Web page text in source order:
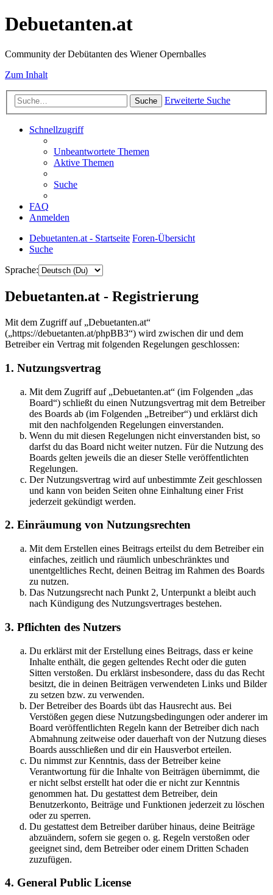
Debuetanten.at
Community der Debütanten des Wiener Opernballes
Zum Inhalt
Suche Erweiterte Suche
Schnellzugriff
Unbeantwortete Themen
Aktive Themen
Suche
FAQ
Anmelden
Debuetanten.at - Startseite Foren-Übersicht
Suche
Sprache:
Debuetanten.at - Registrierung
Mit dem Zugriff auf „Debuetanten.at“
(„https://debuetanten.at/phpBB3“) wird zwischen dir und dem
Betreiber ein Vertrag mit folgenden Regelungen geschlossen:
1. Nutzungsvertrag
Mit dem Zugriff auf „Debuetanten.at“ (im Folgenden „das
Board“) schließt du einen Nutzungsvertrag mit dem Betreiber
des Boards ab (im Folgenden „Betreiber“) und erklärst dich
mit den nachfolgenden Regelungen einverstanden.
Wenn du mit diesen Regelungen nicht einverstanden bist, so
darfst du das Board nicht weiter nutzen. Für die Nutzung des
Boards gelten jeweils die an dieser Stelle veröffentlichten
Regelungen.
Der Nutzungsvertrag wird auf unbestimmte Zeit geschlossen
und kann von beiden Seiten ohne Einhaltung einer Frist
jederzeit gekündigt werden.
2. Einräumung von Nutzungsrechten
Mit dem Erstellen eines Beitrags erteilst du dem Betreiber ein
einfaches, zeitlich und räumlich unbeschränktes und
unentgeltliches Recht, deinen Beitrag im Rahmen des Boards
zu nutzen.
Das Nutzungsrecht nach Punkt 2, Unterpunkt a bleibt auch
nach Kündigung des Nutzungsvertrages bestehen.
3. Pflichten des Nutzers
Du erklärst mit der Erstellung eines Beitrags, dass er keine
Inhalte enthält, die gegen geltendes Recht oder die guten
Sitten verstoßen. Du erklärst insbesondere, dass du das Recht
besitzt, die in deinen Beiträgen verwendeten Links und Bilder
zu setzen bzw. zu verwenden.
Der Betreiber des Boards übt das Hausrecht aus. Bei
Verstößen gegen diese Nutzungsbedingungen oder anderer im
Board veröffentlichten Regeln kann der Betreiber dich nach
Abmahnung zeitweise oder dauerhaft von der Nutzung dieses
Boards ausschließen und dir ein Hausverbot erteilen.
Du nimmst zur Kenntnis, dass der Betreiber keine
Verantwortung für die Inhalte von Beiträgen übernimmt, die
er nicht selbst erstellt hat oder die er nicht zur Kenntnis
genommen hat. Du gestattest dem Betreiber, dein
Benutzerkonto, Beiträge und Funktionen jederzeit zu löschen
oder zu sperren.
Du gestattest dem Betreiber darüber hinaus, deine Beiträge
abzuändern, sofern sie gegen o. g. Regeln verstoßen oder
geeignet sind, dem Betreiber oder einem Dritten Schaden
zuzufügen.
4. General Public License